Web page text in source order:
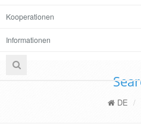
Kooperationen
Informationen
DE